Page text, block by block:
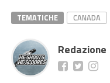
TEMATICHE CANADA
Redazione